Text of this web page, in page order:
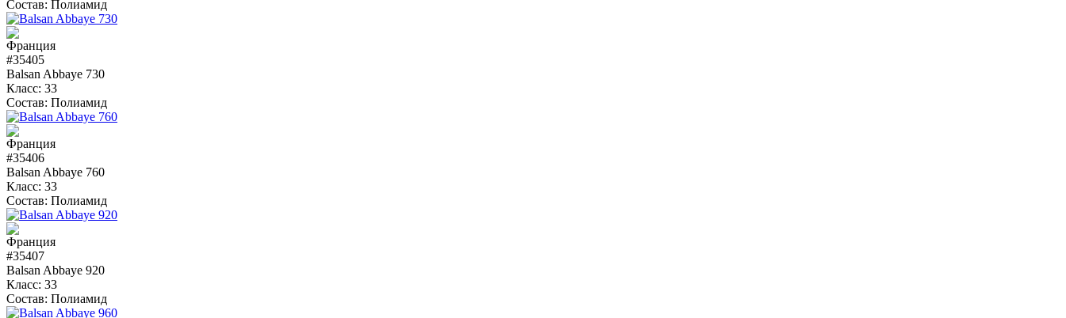
Состав: Полиамид
#35405
Balsan Abbaye 730
Класс: 33
Состав: Полиамид
#35406
Balsan Abbaye 760
Класс: 33
Состав: Полиамид
#35407
Balsan Abbaye 920
Класс: 33
Состав: Полиамид